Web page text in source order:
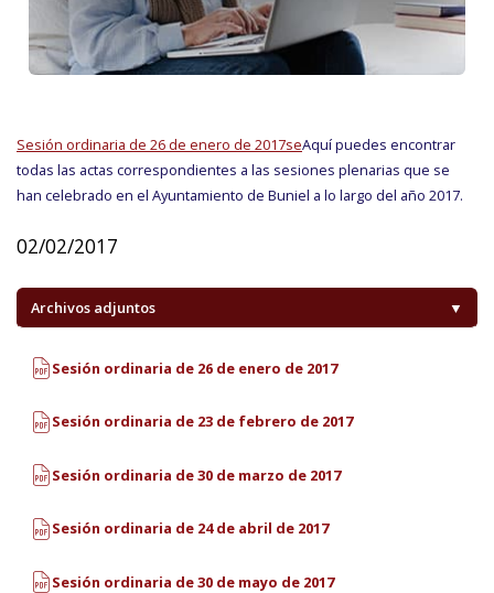
Sesión ordinaria de 26 de enero de 2017seAquí puedes encontrar
todas las actas correspondientes a las sesiones plenarias que se
han celebrado en el Ayuntamiento de Buniel a lo largo del año 2017.
02/02/2017
Archivos adjuntos ▼
Sesión ordinaria de 26 de enero de 2017
Sesión ordinaria de 23 de febrero de 2017
Sesión ordinaria de 30 de marzo de 2017
Sesión ordinaria de 24 de abril de 2017
Sesión ordinaria de 30 de mayo de 2017